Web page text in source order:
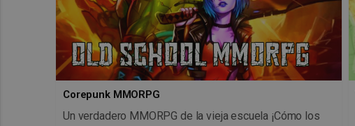
Corepunk MMORPG
Un verdadero MMORPG de la vieja escuela ¡Cómo los